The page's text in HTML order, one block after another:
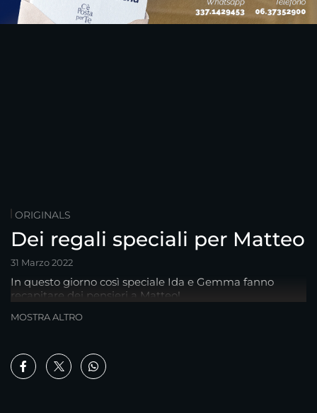
ORIGINALS
Dei regali speciali per Matteo
31 Marzo 2022
In questo giorno così speciale Ida e Gemma fanno
recapitare dei pensieri a Matteo!
MOSTRA ALTRO